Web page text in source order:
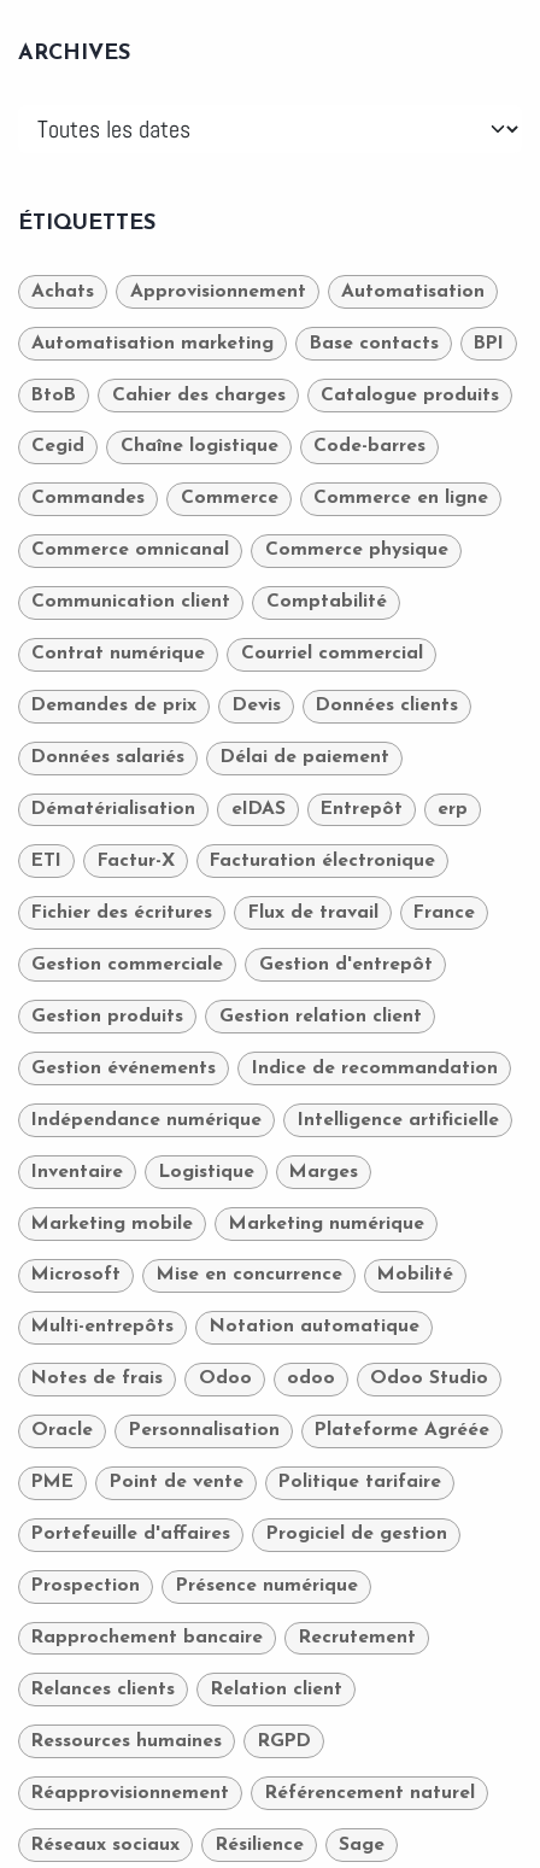
ARCHIVES
ÉTIQUETTES
Achats Approvisionnement Automatisation
Automatisation marketing Base contacts BPI
BtoB Cahier des charges Catalogue produits
Cegid Chaîne logistique Code-barres
Commandes Commerce Commerce en ligne
Commerce omnicanal Commerce physique
Communication client Comptabilité
Contrat numérique Courriel commercial
Demandes de prix Devis Données clients
Données salariés Délai de paiement
Dématérialisation eIDAS Entrepôt erp
ETI Factur-X Facturation électronique
Fichier des écritures Flux de travail France
Gestion commerciale Gestion d'entrepôt
Gestion produits Gestion relation client
Gestion événements Indice de recommandation
Indépendance numérique Intelligence artificielle
Inventaire Logistique Marges
Marketing mobile Marketing numérique
Microsoft Mise en concurrence Mobilité
Multi-entrepôts Notation automatique
Notes de frais Odoo odoo Odoo Studio
Oracle Personnalisation Plateforme Agréée
PME Point de vente Politique tarifaire
Portefeuille d'affaires Progiciel de gestion
Prospection Présence numérique
Rapprochement bancaire Recrutement
Relances clients Relation client
Ressources humaines RGPD
Réapprovisionnement Référencement naturel
Réseaux sociaux Résilience Sage